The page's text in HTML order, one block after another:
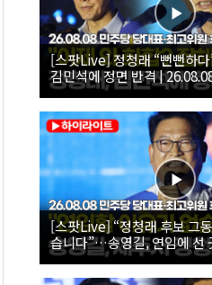
[스팟Live] 정청래 “뻔뻔하
김민석에 정면 반격 |
당대표·최고위원 후보 제주
[스팟Live] “정청래 후보 그동안 고생 많이 했
습니다”…송영길, 연임에 선 긋기 |
더불어민주당 당대표·최고위
동연설회